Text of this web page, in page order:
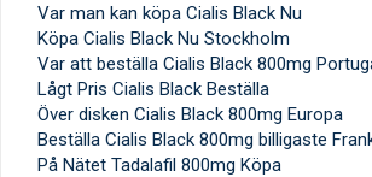
Var man kan köpa Cialis Black Nu
Köpa Cialis Black Nu Stockholm
Var att beställa Cialis Black 800mg
Lågt Pris Cialis Black Beställa
Över disken Cialis Black 800mg Europa
Beställa Cialis Black 800mg billigaste
På Nätet Tadalafil 800mg Köpa